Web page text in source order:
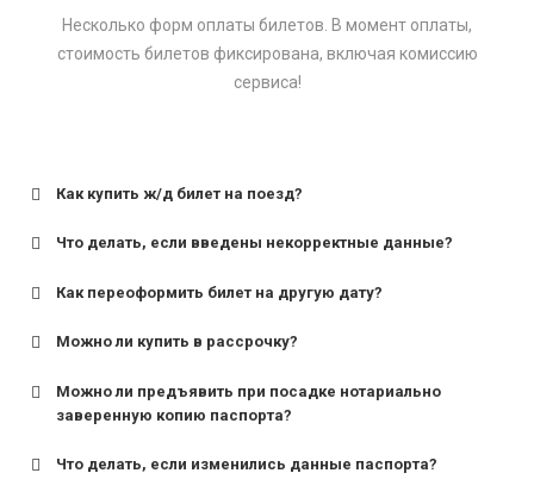
Несколько форм оплаты билетов. В момент оплаты,
стоимость билетов фиксирована, включая комиссию
сервиса!
Как купить ж/д билет на поезд?
Что делать, если введены некорректные данные?
Как переоформить билет на другую дату?
Можно ли купить в рассрочку?
Можно ли предъявить при посадке нотариально
заверенную копию паспорта?
Что делать, если изменились данные паспорта?